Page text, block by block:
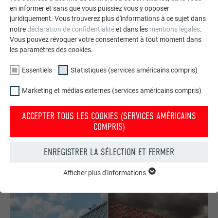
Toiture, façade, solaire, gouttières et protection contre les
crues – avec les produits PREFA en aluminium, votre maison
est non seulement jolie, mais aussi bien protégée !
en informer et sans que vous puissiez vous y opposer
juridiquement. Vous trouverez plus d'informations à ce sujet dans
notredéclaration de confidentialitéet dans les mentions légales.
Vous pouvez révoquer votre consentement à tout moment dans
les paramètres des cookies.
Essentiels Statistiques (services américains compris)
Marketing et médias externes (services américains compris)
ACCEPTER TOUS LES COOKIES (SERVICES AMÉRICAINS
COMPRIS)
ENREGISTRER LA SÉLECTION ET FERMER
fonctions de base du site Internet. Ils garantissent que le site
Internet fonctionne correctement.
Afficher plus d'informations